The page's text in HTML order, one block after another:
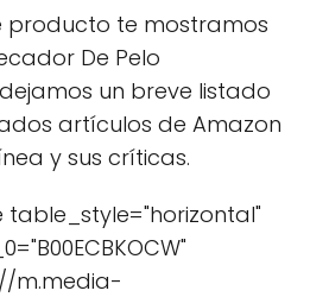
producto te mostramos
De Pelo
un breve listado
artículos de Amazon
y sus críticas.
m.media-